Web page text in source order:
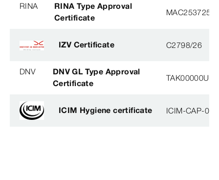
RINA
RINA Type Approval
Certificate
IZV Certificate C2798/26
DNV
DNV GL Type Approval
Certificate
TAK00000U2,
ICIM Hygiene certificate ICIM-CAP-